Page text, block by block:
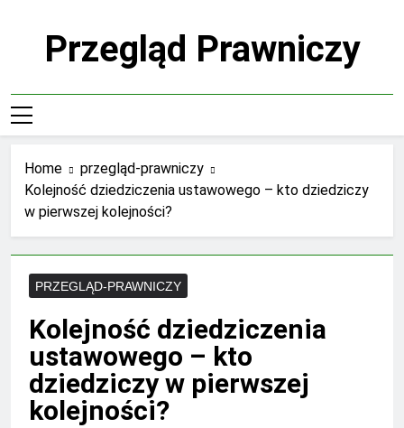
Przegląd Prawniczy
Home
przegląd-prawniczy
Kolejność dziedziczenia ustawowego – kto dziedziczy
w pierwszej kolejności?
PRZEGLĄD-PRAWNICZY
Kolejność dziedziczenia
ustawowego – kto
dziedziczy w pierwszej
kolejności?